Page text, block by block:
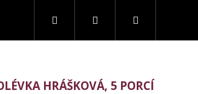
Hledat PřihlášeníNákupní
HRÁŠKOVÁ, 5 PORCÍ